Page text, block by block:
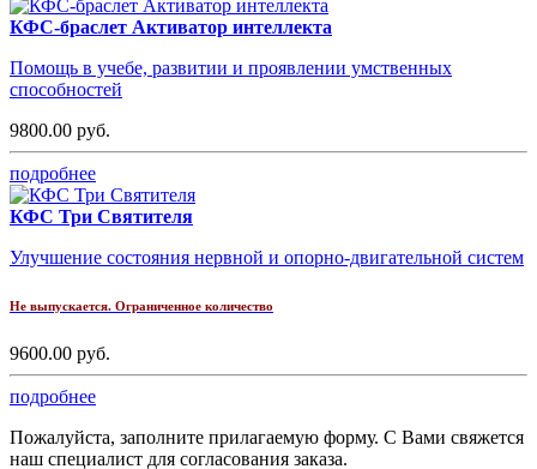
КФС-браслет Активатор интеллекта
Помощь в учебе, развитии и проявлении умственных
способностей
9800.00 руб.
подробнее
КФС Три Святителя
Улучшение состояния нервной и опорно-двигательной систем
Не выпускается. Ограниченное количество
9600.00 руб.
подробнее
Пожалуйста, заполните прилагаемую форму. С Вами свяжется
наш специалист для согласования заказа.